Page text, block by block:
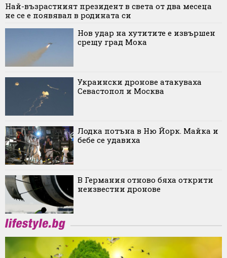
Най-възрастният президент в света от два месеца
не се е появявал в родината си
Нов удар на хутитите е извършен
срещу град Мока
Украински дронове атакуваха
Севастопол и Москва
Лодка потъна в Ню Йорк. Майка и
бебе се удавиха
В Германия отново бяха открити
неизвестни дронове